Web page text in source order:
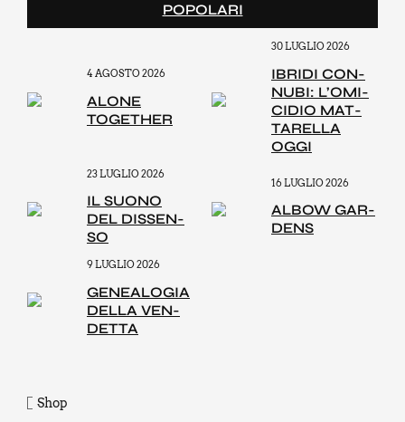
POPOLARI
4 AGOSTO 2026
ALO­NE
TOGE­THER
30 LUGLIO 2026
IBRI­DI CON­
NU­BI: L’O­MI­
CI­DIO MAT­
TA­REL­LA
OGGI
23 LUGLIO 2026
IL SUO­NO
DEL DIS­SEN­
SO
16 LUGLIO 2026
ALBOW GAR­
DENS
9 LUGLIO 2026
GENEA­LO­GIA
DEL­LA VEN­
DET­TA
Shop